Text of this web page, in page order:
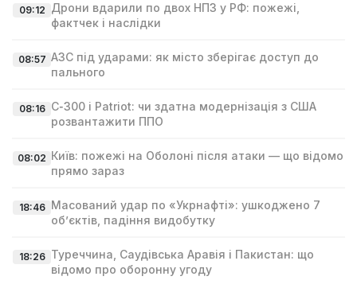
09:12 Дрони вдарили по двох НПЗ у РФ: пожежі,
фактчек і наслідки
08:57 АЗС під ударами: як місто зберігає доступ до
пального
08:16 С‑300 і Patriot: чи здатна модернізація з США
розвантажити ППО
08:02 Київ: пожежі на Оболоні після атаки — що відомо
прямо зараз
18:46 Масований удар по «Укрнафті»: ушкоджено 7
об’єктів, падіння видобутку
18:26 Туреччина, Саудівська Аравія і Пакистан: що
відомо про оборонну угоду